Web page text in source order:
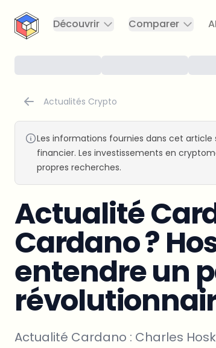
CryptoTicker
Découvrir
Comparer
Actualités Crypto
Les informations fournies dans cet
financier. Les investissements en
propres recherches.
Actualité
Cardano ?
entendre un
Actualité Cardano : Charles